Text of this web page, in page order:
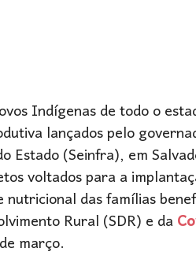
Indígenas de todo o
lançados pelo
(Seinfra), em
voltados para a
das famílias
Rural (SDR) e da
março.